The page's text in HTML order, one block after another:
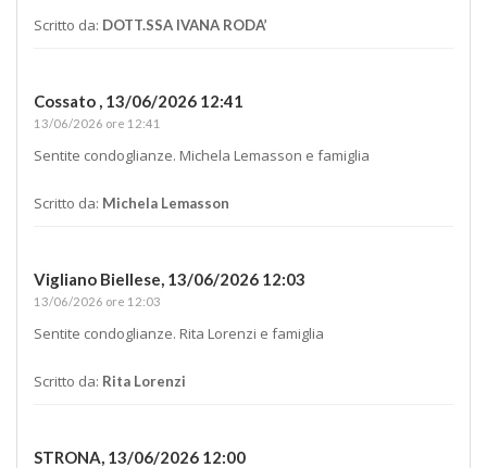
Scritto da: DOTT.SSA IVANA RODA’
Cossato , 13/06/2026 12:41
13/06/2026 ore 12:41
Sentite condoglianze. Michela Lemasson e famiglia
Scritto da: Michela Lemasson
Vigliano Biellese, 13/06/2026 12:03
13/06/2026 ore 12:03
Sentite condoglianze. Rita Lorenzi e famiglia
Scritto da: Rita Lorenzi
STRONA, 13/06/2026 12:00